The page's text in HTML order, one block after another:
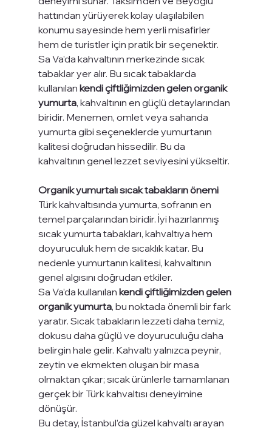
hattından yürüyerek kolay ulaşılabilen
konumu sayesinde hem yerli misafirler
hem de turistler için pratik bir seçenektir.
Sa Va’da kahvaltının merkezinde sıcak
tabaklar yer alır. Bu sıcak tabaklarda
kullanılan kendi çiftliğimizden gelen organik
yumurta, kahvaltının en güçlü detaylarından
biridir. Menemen, omlet veya sahanda
yumurta gibi seçeneklerde yumurtanın
kalitesi doğrudan hissedilir. Bu da
kahvaltının genel lezzet seviyesini yükseltir.
Organik yumurtalı sıcak tabakların önemi
Türk kahvaltısında yumurta, sofranın en
temel parçalarından biridir. İyi hazırlanmış
sıcak yumurta tabakları, kahvaltıya hem
doyuruculuk hem de sıcaklık katar. Bu
nedenle yumurtanın kalitesi, kahvaltının
genel algısını doğrudan etkiler.
Sa Va’da kullanılan kendi çiftliğimizden gelen
organik yumurta, bu noktada önemli bir fark
yaratır. Sıcak tabakların lezzeti daha temiz,
dokusu daha güçlü ve doyuruculuğu daha
belirgin hale gelir. Kahvaltı yalnızca peynir,
zeytin ve ekmekten oluşan bir masa
olmaktan çıkar; sıcak ürünlerle tamamlanan
gerçek bir Türk kahvaltısı deneyimine
dönüşür.
Bu detay, İstanbul’da güzel kahvaltı arayan